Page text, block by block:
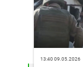
13:40 09.05.2026